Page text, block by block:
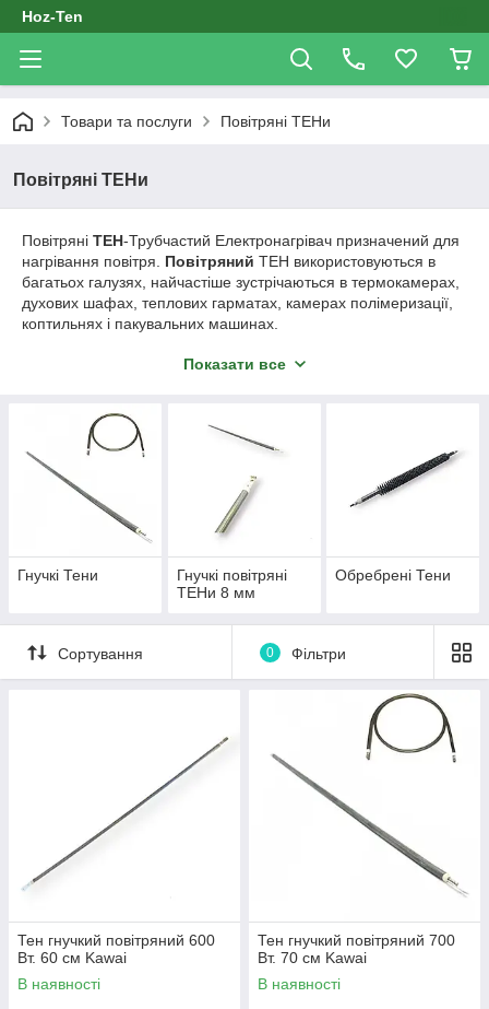
Hoz-Ten
Товари та послуги Повітряні ТЕНи
Повітряні ТЕНи
Повітряні ТЕН-Трубчастий Електронагрівач призначений для
нагрівання повітря. Повітряний ТЕН використовуються в
багатьох галузях, найчастіше зустрічаються в термокамерах,
духових шафах, теплових гарматах, камерах полімеризації,
коптильнях і пакувальних машинах.
Дугоподібні
тени
Показати все
Гнучкі Тени
Гнучкі повітряні
ТЕНи 8 мм
Обребрені Тени
Сортування 0 Фільтри
Тен гнучкий повітряний 600
Вт. 60 см Kawai
В наявності
Тен гнучкий повітряний 700
Вт. 70 см Kawai
В наявності